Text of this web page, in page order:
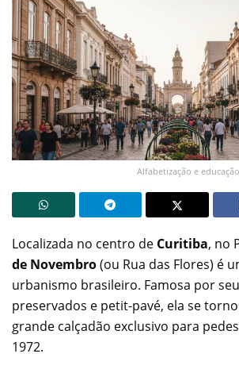
Alfabetização e
Localizada no centro de Curitiba, no
de Novembro(ou Rua das Flores) é
urbanismo brasileiro. Famosa por
preservados e petit-pavé, ela se
grande calçadão exclusivo para
1972.